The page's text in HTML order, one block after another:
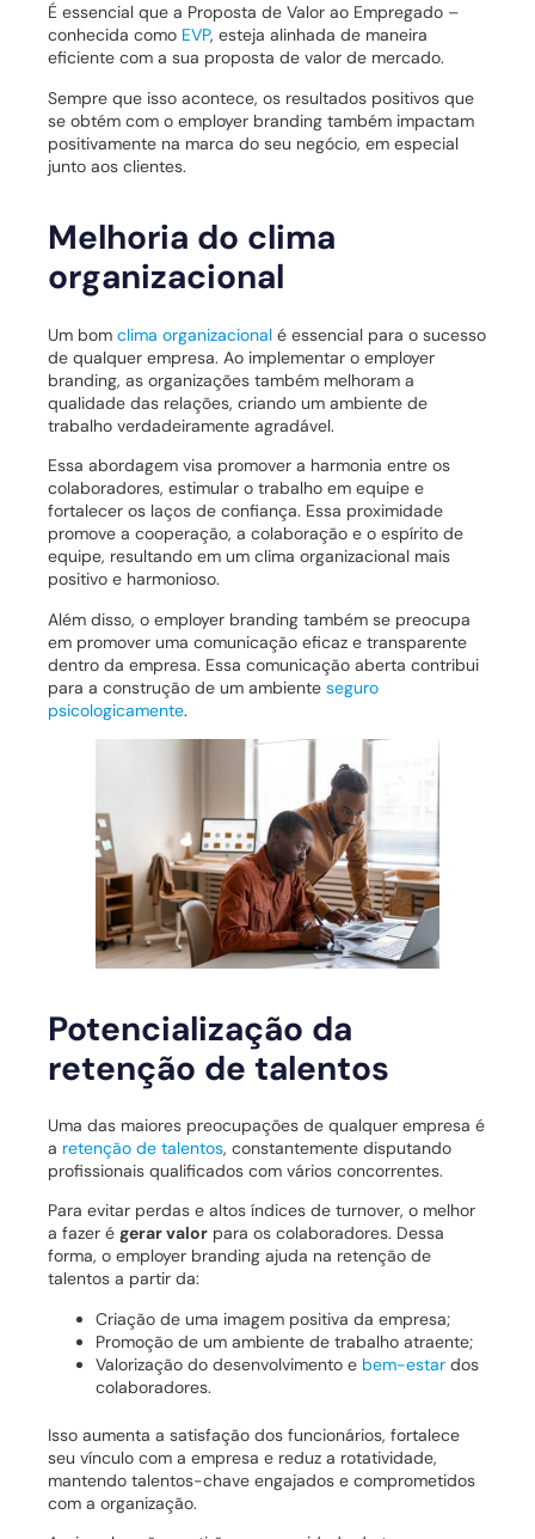
É essencial que a Proposta de Valor ao Empregado –
conhecida como EVP, esteja alinhada de maneira
eficiente com a sua proposta de valor de mercado.
Sempre que isso acontece, os resultados positivos que
se obtém com o employer branding também impactam
positivamente na marca do seu negócio, em especial
junto aos clientes.
Melhoria do clima
organizacional
Um bom clima organizacional é essencial para o sucesso
de qualquer empresa. Ao implementar o employer
branding, as organizações também melhoram a
qualidade das relações, criando um ambiente de
trabalho verdadeiramente agradável.
Essa abordagem visa promover a harmonia entre os
colaboradores, estimular o trabalho em equipe e
fortalecer os laços de confiança. Essa proximidade
promove a cooperação, a colaboração e o espírito de
equipe, resultando em um clima organizacional mais
positivo e harmonioso.
Além disso, o employer branding também se preocupa
em promover uma comunicação eficaz e transparente
dentro da empresa. Essa comunicação aberta contribui
para a construção de um ambiente seguro
psicologicamente.
Potencialização da
retenção de talentos
Uma das maiores preocupações de qualquer empresa é
a retenção de talentos, constantemente disputando
profissionais qualificados com vários concorrentes.
Para evitar perdas e altos índices de turnover, o melhor
a fazer é gerar valor para os colaboradores. Dessa
forma, o employer branding ajuda na retenção de
talentos a partir da:
Criação de uma imagem positiva da empresa;
Promoção de um ambiente de trabalho atraente;
Valorização do desenvolvimento e bem-estar dos
colaboradores.
Isso aumenta a satisfação dos funcionários, fortalece
seu vínculo com a empresa e reduz a rotatividade,
mantendo talentos-chave engajados e comprometidos
com a organização.